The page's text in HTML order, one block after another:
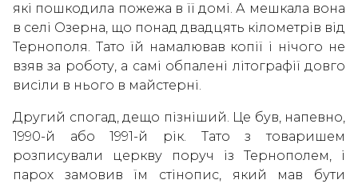
які пошкодила пожежа в її домі. А мешкала вона
в селі Озерна, що понад двадцять кілометрів від
Тернополя. Тато їй намалював копії і нічого не
взяв за роботу, а самі обпалені літографії довго
висіли в нього в майстерні.
Другий спогад, дещо пізніший. Це був, напевно,
1990-й або 1991-й рік. Тато з товаришем
розписували церкву поруч із Тернополем, і
парох замовив їм стінопис, який мав бути